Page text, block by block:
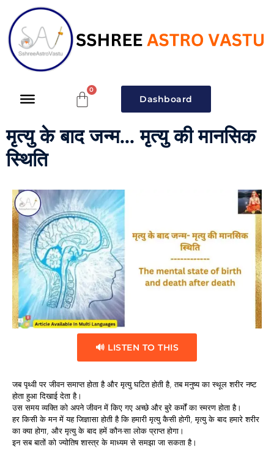
Dashboard
मृत्यु के बाद जन्म... मृत्यु की मानसिक
स्थिति
🔊 LISTEN TO THIS
जब पृथ्वी पर जीवन समाप्त होता है और मृत्यु घटित होती है, तब मनुष्य का स्थूल शरीर नष्ट
होता हुआ दिखाई देता है।
उस समय व्यक्ति को अपने जीवन में किए गए अच्छे और बुरे कर्मों का स्मरण होता है।
हर किसी के मन में यह जिज्ञासा होती है कि हमारी मृत्यु कैसी होगी, मृत्यु के बाद हमारे शरीर
का क्या होगा, और मृत्यु के बाद हमें कौन-सा लोक प्राप्त होगा।
इन सब बातों को ज्योतिष शास्त्र के माध्यम से समझा जा सकता है।